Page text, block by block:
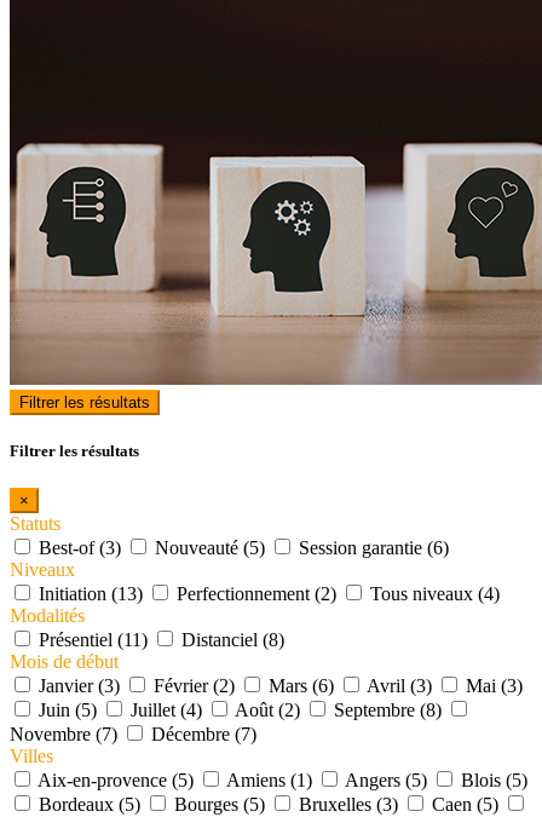
Filtrer les résultats
Filtrer les résultats
×
Statuts
Best-of (3)
Nouveauté (5)
Session garantie (6)
Niveaux
Initiation (13)
Perfectionnement (2)
Tous niveaux (4)
Modalités
Présentiel (11)
Distanciel (8)
Mois de début
Janvier (3)
Février (2) Mars (6) Avril (3)
Mai (3)
Juin (5)
Juillet (4) Août (2)
Septembre (8)
Novembre (7)
Décembre (7)
Villes
Aix-en-provence (5)
Amiens (1) Angers (5)
Blois (5)
Bordeaux (5)
Bourges (5) Bruxelles (3)
Caen (5)